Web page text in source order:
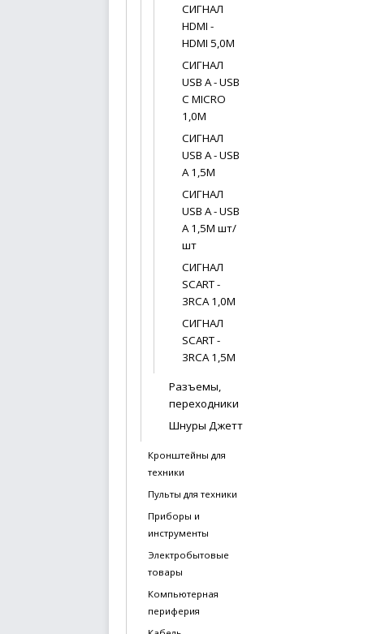
СИГНАЛ
HDMI -
HDMI 5,0М
СИГНАЛ
USB A - USB
C MICRO
1,0М
СИГНАЛ
USB A - USB
A 1,5М
СИГНАЛ
USB A - USB
A 1,5М шт/
шт
СИГНАЛ
SCART -
3RCA 1,0М
СИГНАЛ
SCART -
3RCA 1,5М
Разъемы,
переходники
Шнуры Джетт
Кронштейны для
техники
Пульты для техники
Приборы и
инструменты
Электробытовые
товары
Компьютерная
периферия